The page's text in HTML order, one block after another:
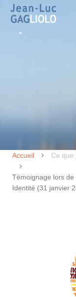
Accueil Ce que
Témoignage lors
Identité (31 janvier